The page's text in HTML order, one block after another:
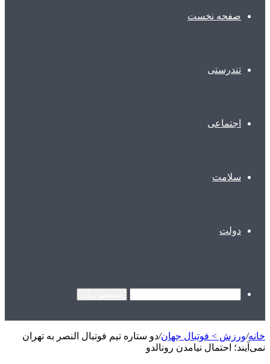
صفحه نخست
تندرستی
اجتماعی
سلامت
دولت
خانه/ورزش > فوتبال جهان/دو ستاره تیم فوتبال النصر به تهران
نمی‌آیند؛ احتمال نیامدن رونالدو